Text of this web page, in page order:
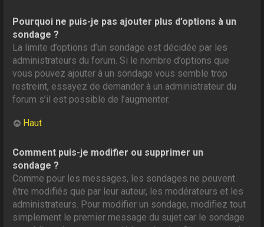
Pourquoi ne puis-je pas ajouter plus d’options à un
sondage ?
La limite d’options d’un sondage est décidée par les
administrateurs du forum. Si le nombre d’options que
vous pouvez ajouter à un sondage vous semble trop
restreint, essayez de demander à un administrateur du
forum s’il est possible de l’augmenter.
Haut
Comment puis-je modifier ou supprimer un
sondage ?
Comme pour les messages, les sondages ne peuvent
être modifiés que par leur auteur, les modérateurs et les
administrateurs. Pour modifier un sondage, modifiez tout
simplement le premier message du sujet car le sondage